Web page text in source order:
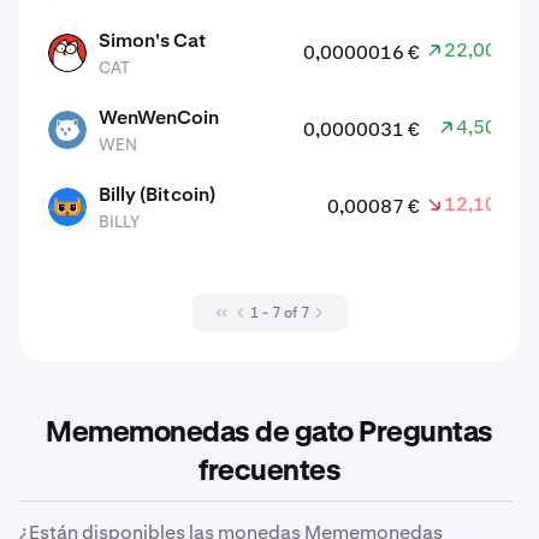
CAT Simon's Cat
CAT
0,0000016 € 22,00 %
WEN WenWenCoin
WEN
0,0000031 € 4,50 %
BILLY Billy (Bitcoin)
BILLY
0,00087 € 12,10 %
1 - 7 of 7
Mememonedas de gato Preguntas
frecuentes
¿Están disponibles las monedas Mememonedas